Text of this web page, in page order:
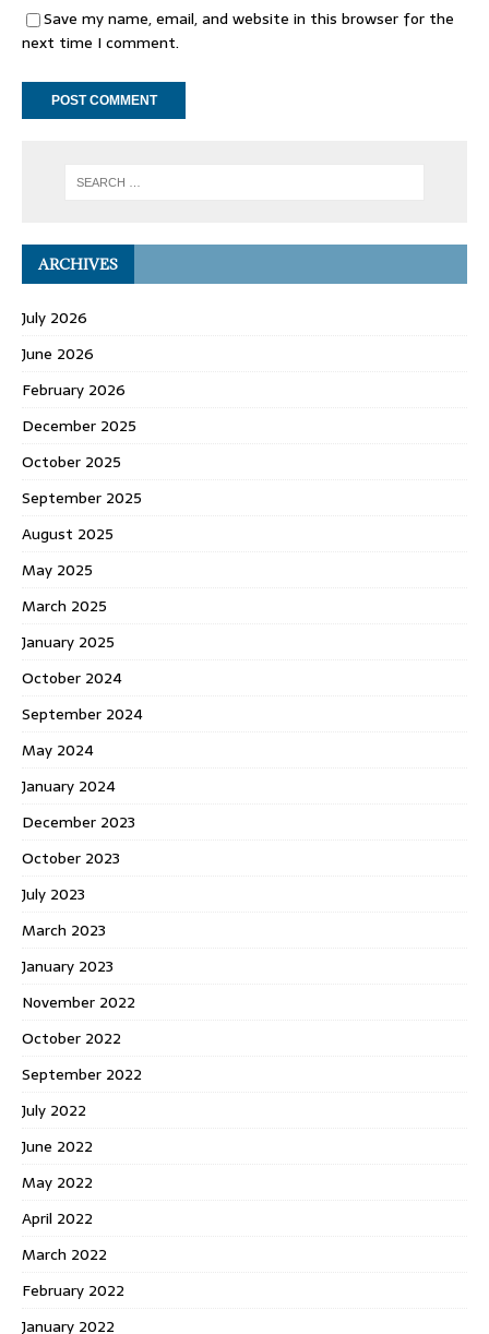
Save my name, email, and website in this browser for the
next time I comment.
ARCHIVES
July 2026
June 2026
February 2026
December 2025
October 2025
September 2025
August 2025
May 2025
March 2025
January 2025
October 2024
September 2024
May 2024
January 2024
December 2023
October 2023
July 2023
March 2023
January 2023
November 2022
October 2022
September 2022
July 2022
June 2022
May 2022
April 2022
March 2022
February 2022
January 2022